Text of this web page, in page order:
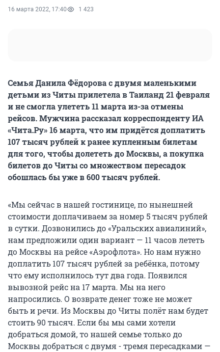
16 марта 2022, 17:40 1 423
Семья Данила Фёдорова с двумя маленькими
детьми из Читы прилетела в Таиланд 21 февраля
и не смогла улететь 11 марта из-за отмены
рейсов. Мужчина рассказал корреспонденту ИА
«Чита.Ру» 16 марта, что им придётся доплатить
107 тысяч рублей к ранее купленным билетам
для того, чтобы долететь до Москвы, а покупка
билетов до Читы со множеством пересадок
обошлась бы уже в 600 тысяч рублей.
«Мы сейчас в нашей гостинице, по нынешней
стоимости доплачиваем за номер 5 тысяч рублей
в сутки. Дозвонились до «Уральских авиалиний»,
нам предложили один вариант — 11 часов лететь
до Москвы на рейсе «Аэрофлота». Но нам нужно
доплатить 107 тысяч рублей за ребёнка, потому
что ему исполнилось тут два года. Появился
вывозной рейс на 17 марта. Мы на него
напросились. О возврате денег тоже не может
быть и речи. Из Москвы до Читы полёт нам будет
стоить 90 тысяч. Если бы мы сами хотели
добраться домой, то нашей семье только до
Москвы добраться с двумя - тремя пересадками —